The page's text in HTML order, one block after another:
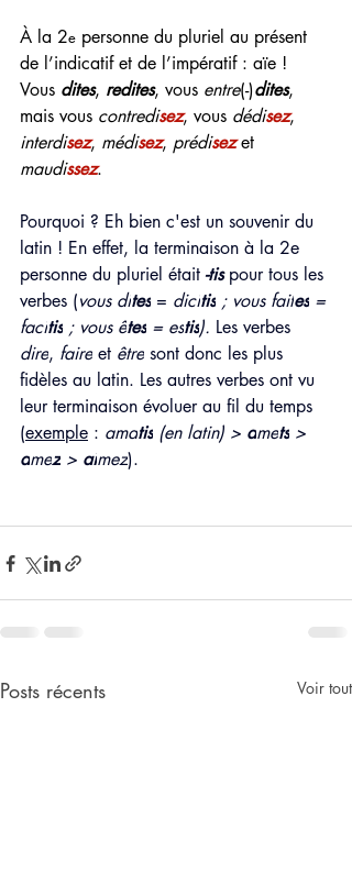
À la 2e personne du pluriel au présent
de l’indicatif et de l’impératif : aïe !
Vous dites, redites, vous entre(-)dites,
mais vous contredisez, vous dédisez,
interdisez, médisez, prédisez et
maudissez.
Pourquoi ? Eh bien c'est un souvenir du
latin ! En effet, la terminaison à la 2e
personne du pluriel était -tis pour tous les
verbes (vous dites = dicitis ; vous faites =
facitis ; vous êtes = estis). Les verbes
dire, faire et être sont donc les plus
fidèles au latin. Les autres verbes ont vu
leur terminaison évoluer au fil du temps
(exemple : amatis (en latin) > amets >
amez > aimez).
Posts récents Voir tout